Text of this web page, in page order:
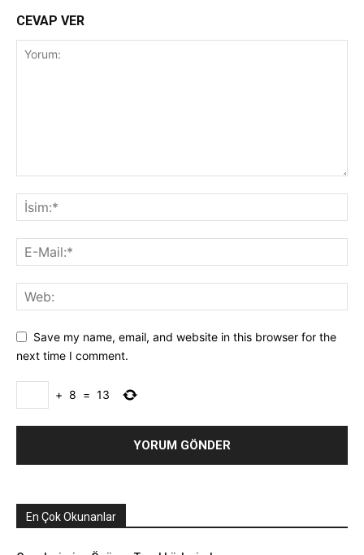
CEVAP VER
Save my name, email, and website in this browser for the
next time I comment.
+ 8 = 13
En Çok Okunanlar